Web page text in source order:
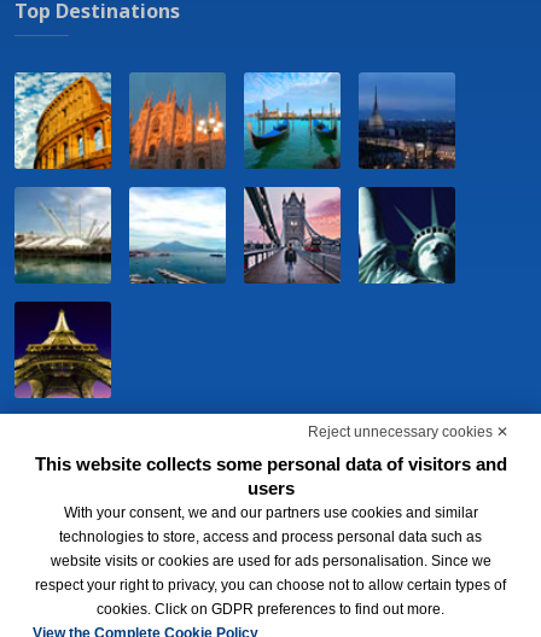
Top Destinations
BWH Hotels Italia S.c.p.a. - Società Benefit - via Livraghi, 1/b - 20126
Milano - P.IVA 06865290156 -Change cookie preferences-Privacy
Policy
Reject unnecessary cookies ✕
This website collects some personal data of visitors and
users
With your consent, we and our partners use cookies and similar
technologies to store, access and process personal data such as
website visits or cookies are used for ads personalisation. Since we
respect your right to privacy, you can choose not to allow certain types of
cookies. Click on GDPR preferences to find out more.
View the Complete Cookie Policy